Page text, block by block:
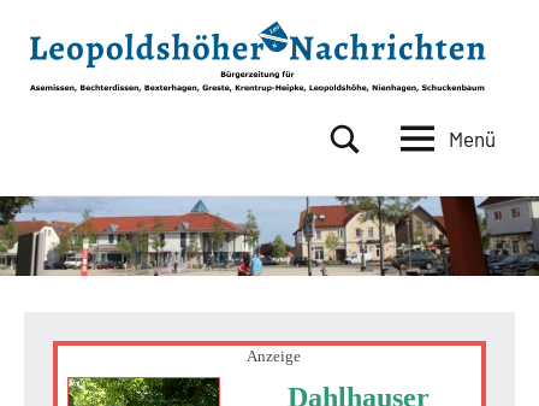
Inhalt
springen
Nachrichten
Asemissen,
Bechterdissen,
Bexterhagen,
Leopoldshöhe,
Menü
Anzeige
Dahlhauser